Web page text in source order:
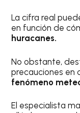
La cifra real
en función de
huracanes.
No obstante,
precauciones en
fenómeno
El especialista